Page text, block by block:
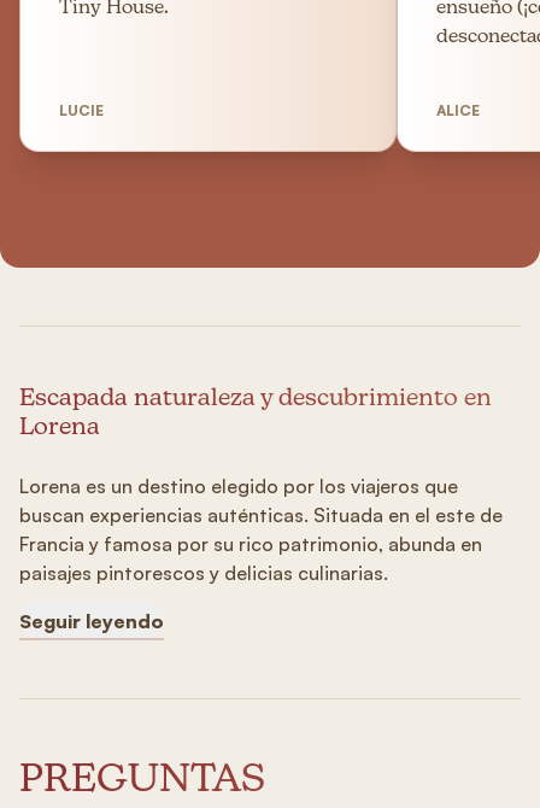
Tiny House.
LUCIE
ensueño
ALICE
Escapada naturaleza y descubrimiento en
Lorena
Lorena es un destino elegido por los viajeros que
buscan experiencias auténticas. Situada en el este de
Francia y famosa por su rico patrimonio, abunda en
paisajes pintorescos y delicias culinarias.
Seguir leyendo
PREGUNTAS